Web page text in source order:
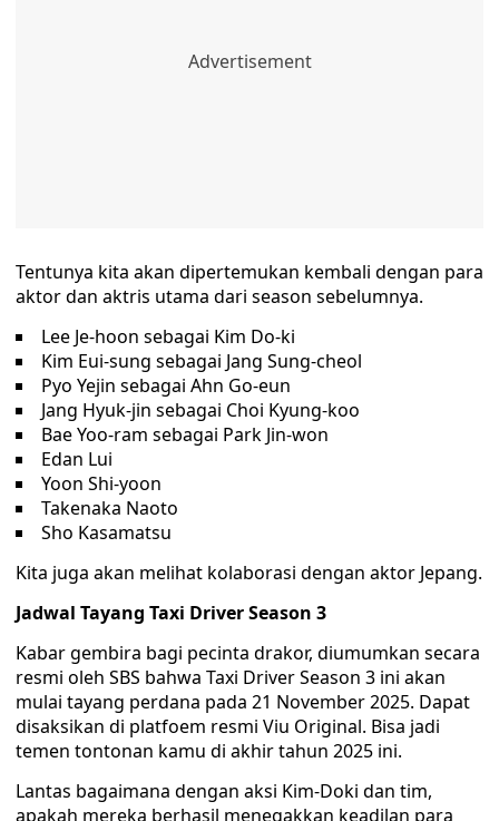
Tentunya kita akan dipertemukan kembali dengan para
aktor dan aktris utama dari season sebelumnya.
Lee Je-hoon sebagai Kim Do-ki
Kim Eui-sung sebagai Jang Sung-cheol
Pyo Yejin sebagai Ahn Go-eun
Jang Hyuk-jin sebagai Choi Kyung-koo
Bae Yoo-ram sebagai Park Jin-won
Edan Lui
Yoon Shi-yoon
Takenaka Naoto
Sho Kasamatsu
Kita juga akan melihat kolaborasi dengan aktor Jepang.
Jadwal Tayang Taxi Driver Season 3
Kabar gembira bagi pecinta drakor, diumumkan secara
resmi oleh SBS bahwa Taxi Driver Season 3 ini akan
mulai tayang perdana pada 21 November 2025. Dapat
disaksikan di platfoem resmi Viu Original. Bisa jadi
temen tontonan kamu di akhir tahun 2025 ini.
Lantas bagaimana dengan aksi Kim-Doki dan tim,
apakah mereka berhasil menegakkan keadilan para